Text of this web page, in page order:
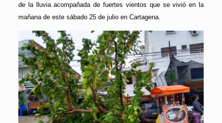
de la lluvia acompañada de fuertes vientos que se vivió en la
mañana de este sábado 25 de julio en Cartagena.